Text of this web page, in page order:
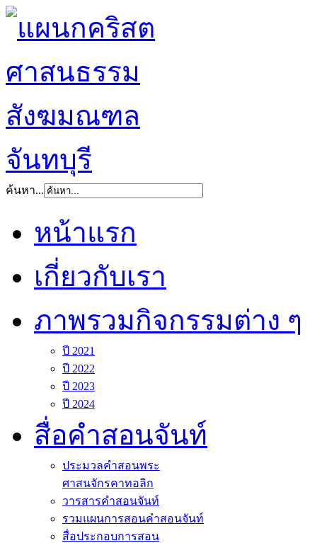
ค้นหา...
หน้าแรก
เกี่ยวกับเรา
ภาพรวมกิจกรรมต่าง ๆ
ปี 2021
ปี 2022
ปี 2023
ปี 2024
สื่อคำสอนจันท์
ประมวลคำสอนพระ
ศาสนจักรคาทอลิก
วารสารคำสอนจันท์
รวมแผนการสอนคำสอนจันท์
สื่อประกอบการสอน